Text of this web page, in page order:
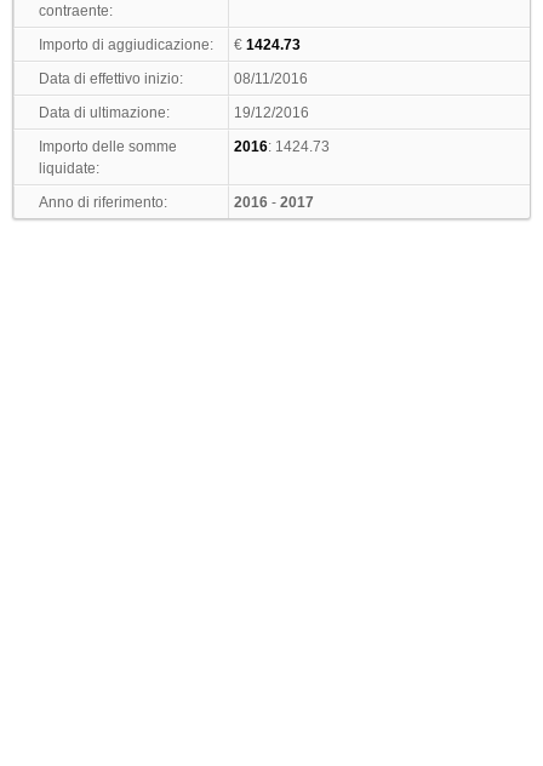
contraente:
Importo di aggiudicazione: €1424.73
Data di effettivo inizio:
08/11/2016
Data di ultimazione:
19/12/2016
Importo delle somme
liquidate:
2016: 1424.73
Anno di riferimento: 2016 -2017